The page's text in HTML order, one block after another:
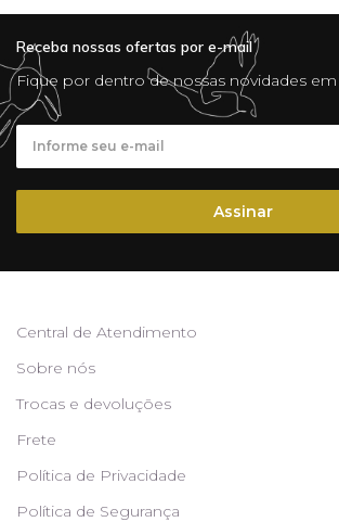
Receba nossas ofertas por e-mail
Fique por dentro de nossas novidades
Assinar
Central de Atendimento
Sobre nós
Trocas e devoluções
Frete
Política de Privacidade
Política de Segurança